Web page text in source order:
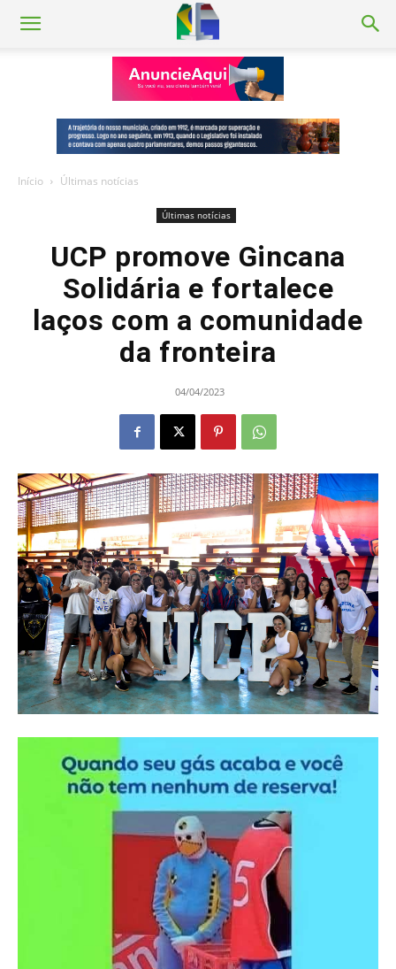
Início Últimas notícias
Últimas notícias
UCP promove Gincana
Solidária e fortalece
laços com a comunidade
da fronteira
04/04/2023